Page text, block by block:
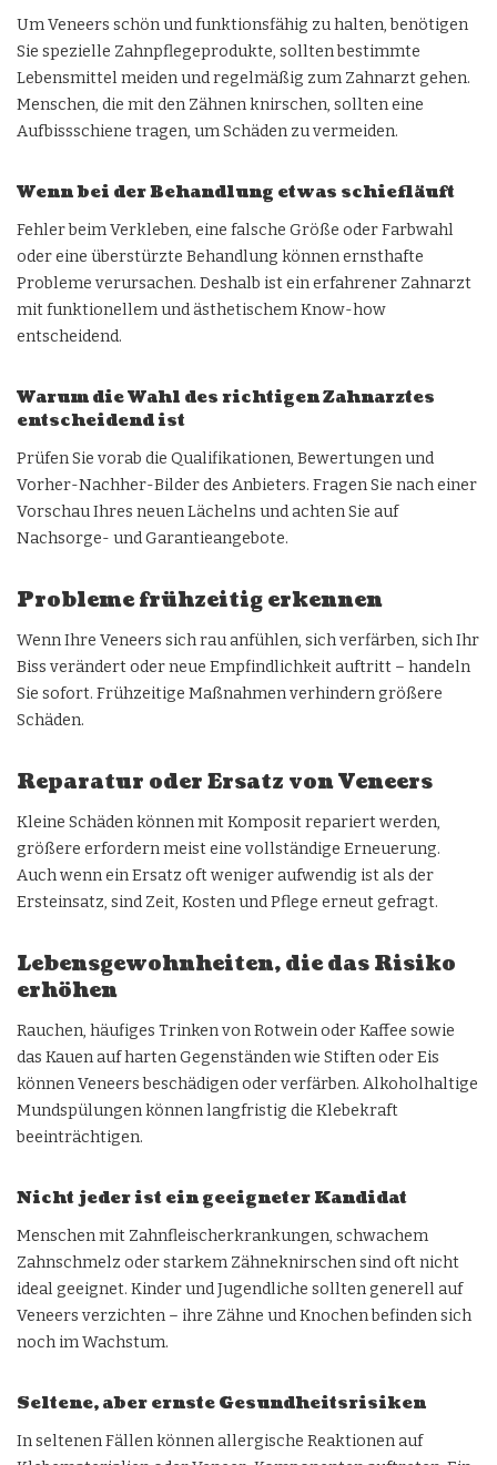
Um Veneers schön und funktionsfähig zu halten, benötigen
Sie spezielle Zahnpflegeprodukte, sollten bestimmte
Lebensmittel meiden und regelmäßig zum Zahnarzt gehen.
Menschen, die mit den Zähnen knirschen, sollten eine
Aufbissschiene tragen, um Schäden zu vermeiden.
Wenn bei der Behandlung etwas schiefläuft
Fehler beim Verkleben, eine falsche Größe oder Farbwahl
oder eine überstürzte Behandlung können ernsthafte
Probleme verursachen. Deshalb ist ein erfahrener Zahnarzt
mit funktionellem und ästhetischem Know-how
entscheidend.
Warum die Wahl des richtigen Zahnarztes
entscheidend ist
Prüfen Sie vorab die Qualifikationen, Bewertungen und
Vorher-Nachher-Bilder des Anbieters. Fragen Sie nach einer
Vorschau Ihres neuen Lächelns und achten Sie auf
Nachsorge- und Garantieangebote.
Probleme frühzeitig erkennen
Wenn Ihre Veneers sich rau anfühlen, sich verfärben, sich Ihr
Biss verändert oder neue Empfindlichkeit auftritt – handeln
Sie sofort. Frühzeitige Maßnahmen verhindern größere
Schäden.
Reparatur oder Ersatz von Veneers
Kleine Schäden können mit Komposit repariert werden,
größere erfordern meist eine vollständige Erneuerung.
Auch wenn ein Ersatz oft weniger aufwendig ist als der
Ersteinsatz, sind Zeit, Kosten und Pflege erneut gefragt.
Lebensgewohnheiten, die das Risiko
erhöhen
Rauchen, häufiges Trinken von Rotwein oder Kaffee sowie
das Kauen auf harten Gegenständen wie Stiften oder Eis
können Veneers beschädigen oder verfärben. Alkoholhaltige
Mundspülungen können langfristig die Klebekraft
beeinträchtigen.
Nicht jeder ist ein geeigneter Kandidat
Menschen mit Zahnfleischerkrankungen, schwachem
Zahnschmelz oder starkem Zähneknirschen sind oft nicht
ideal geeignet. Kinder und Jugendliche sollten generell auf
Veneers verzichten – ihre Zähne und Knochen befinden sich
noch im Wachstum.
Seltene, aber ernste Gesundheitsrisiken
In seltenen Fällen können allergische Reaktionen auf